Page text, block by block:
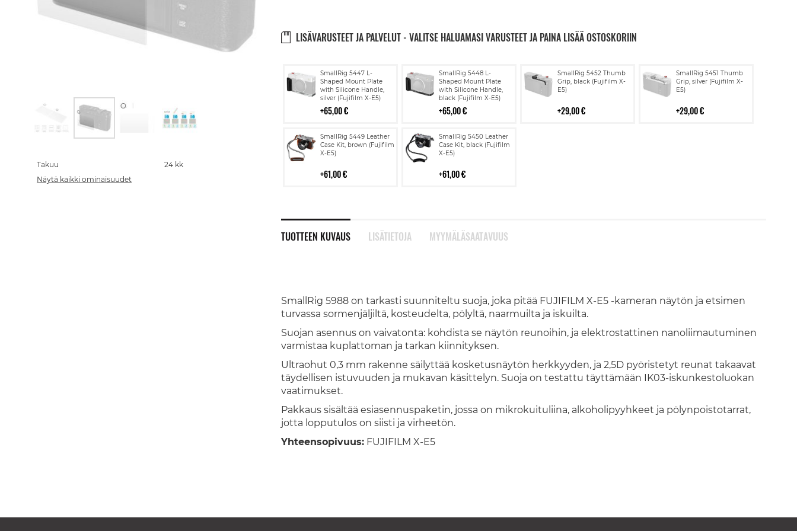
LISÄVARUSTEET JA PALVELUT - VALITSE HALUAMASI VARUSTEET JA PAINA LISÄÄ OSTOSKORIIN
SmallRig 5447 L-
Shaped Mount Plate
with Silicone Handle,
silver (Fujifilm X-E5)
65,00 €
Lisää
ostoskoriin
SmallRig 5448 L-
Shaped Mount Plate
with Silicone Handle,
black (Fujifilm X-E5)
65,00 €
Lisää
ostoskoriin
SmallRig 5452 Thumb
Grip, black (Fujifilm X-
E5)
29,00 €
Lisää
ostoskoriin
SmallRig 5451 Thumb
Grip, silver (Fujifilm X-
E5)
29,00 €
Lisää
ostoskoriin
SmallRig 5449 Leather
Case Kit, brown (Fujifilm
X-E5)
61,00 €
Lisää
ostoskoriin
SmallRig 5450 Leather
Case Kit, black (Fujifilm
X-E5)
61,00 €
Lisää
ostoskoriin
TUOTTEEN KUVAUS
SmallRig 5988 on tarkasti suunniteltu suoja, joka pitää FUJIFILM X-E5 -kameran näytön ja etsimen
turvassa sormenjäljiltä, kosteudelta, pölyltä, naarmuilta ja iskuilta.
Suojan asennus on vaivatonta: kohdista se näytön reunoihin, ja elektrostattinen nanoliimautuminen
varmistaa kuplattoman ja tarkan kiinnityksen.
Ultraohut 0,3 mm rakenne säilyttää kosketusnäytön herkkyyden, ja 2,5D pyöristetyt reunat takaavat
täydellisen istuvuuden ja mukavan käsittelyn. Suoja on testattu täyttämään IK03-iskunkestoluokan
vaatimukset.
Pakkaus sisältää esiasennuspaketin, jossa on mikrokuituliina, alkoholipyyhkeet ja pölynpoistotarrat,
jotta lopputulos on siisti ja virheetön.
Yhteensopivuus:FUJIFILM X-E5
LISÄTIETOJA MYYMÄLÄSAATAVUUS
the
beginning
of
Takuu
24 kk
Näytä kaikki ominaisuudet